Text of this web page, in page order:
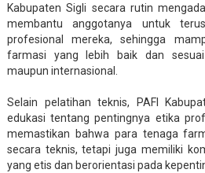
Kabupaten Sigli secara rutin
membantu anggotanya untuk
profesional mereka, sehingga
farmasi yang lebih baik dan
maupun internasional.
Selain pelatihan teknis, PAFI
edukasi tentang pentingnya etika
memastikan bahwa para tenaga
secara teknis, tetapi juga memiliki
yang etis dan berorientasi pada